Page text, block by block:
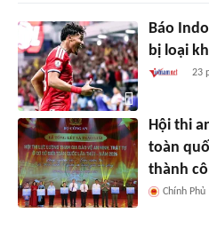
Báo
bị loại
23
Hội thi
toàn
thành
Chính Phủ